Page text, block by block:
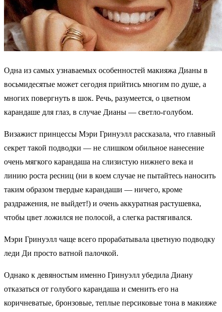
Одна из самых узнаваемых особенностей макияжа Дианы в
восьмидесятые может сегодня прийтись многим по душе, а
многих повергнуть в шок. Речь, разумеется, о цветном
карандаше для глаз, в случае Дианы — светло-голубом.
Визажист принцессы Мэри Гринуэлл рассказала, что главный
секрет такой подводки — не слишком обильное нанесение
очень мягкого карандаша на слизистую нижнего века и
линию роста ресниц (ни в коем случае не пытайтесь наносить
таким образом твердые карандаши — ничего, кроме
раздражения, не выйдет!) и очень аккуратная растушевка,
чтобы цвет ложился не полосой, а слегка растягивался.
Мэри Гринуэлл чаще всего прорабатывала цветную подводку
леди Ди просто ватной палочкой.
Однако к девяностым именно Гринуэлл убедила Диану
отказаться от голубого карандаша и сменить его на
коричневатые, бронзовые, теплые персиковые тона в макияже